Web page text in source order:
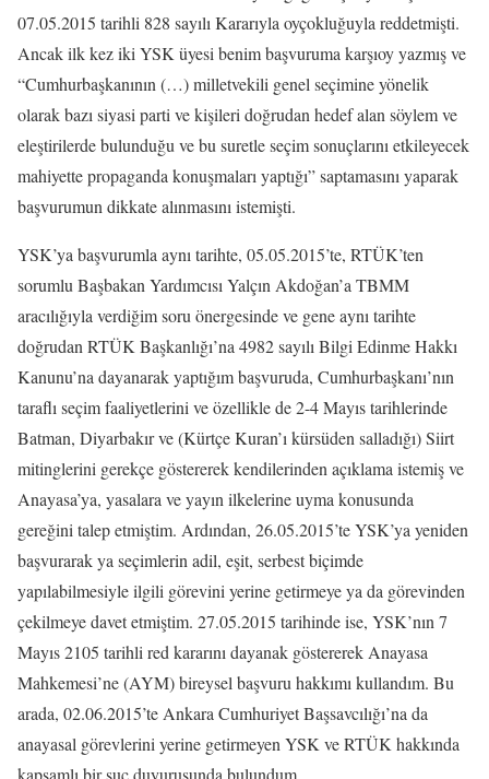
07.05.2015 tarihli 828 sayılı Kararıyla oyçokluğuyla reddetmişti.
Ancak ilk kez iki YSK üyesi benim başvuruma karşıoy yazmış ve
“Cumhurbaşkanının (…) milletvekili genel seçimine yönelik
olarak bazı siyasi parti ve kişileri doğrudan hedef alan söylem ve
eleştirilerde bulunduğu ve bu suretle seçim sonuçlarını etkileyecek
mahiyette propaganda konuşmaları yaptığı” saptamasını yaparak
başvurumun dikkate alınmasını istemişti.
YSK’ya başvurumla aynı tarihte, 05.05.2015’te, RTÜK’ten
sorumlu Başbakan Yardımcısı Yalçın Akdoğan’a TBMM
aracılığıyla verdiğim soru önergesinde ve gene aynı tarihte
doğrudan RTÜK Başkanlığı’na 4982 sayılı Bilgi Edinme Hakkı
Kanunu’na dayanarak yaptığım başvuruda, Cumhurbaşkanı’nın
taraflı seçim faaliyetlerini ve özellikle de 2-4 Mayıs tarihlerinde
Batman, Diyarbakır ve (Kürtçe Kuran’ı kürsüden salladığı) Siirt
mitinglerini gerekçe göstererek kendilerinden açıklama istemiş ve
Anayasa’ya, yasalara ve yayın ilkelerine uyma konusunda
gereğini talep etmiştim. Ardından, 26.05.2015’te YSK’ya yeniden
başvurarak ya seçimlerin adil, eşit, serbest biçimde
yapılabilmesiyle ilgili görevini yerine getirmeye ya da görevinden
çekilmeye davet etmiştim. 27.05.2015 tarihinde ise, YSK’nın 7
Mayıs 2105 tarihli red kararını dayanak göstererek Anayasa
Mahkemesi’ne (AYM) bireysel başvuru hakkımı kullandım. Bu
arada, 02.06.2015’te Ankara Cumhuriyet Başsavcılığı’na da
anayasal görevlerini yerine getirmeyen YSK ve RTÜK hakkında
kapsamlı bir suç duyurusunda bulundum.